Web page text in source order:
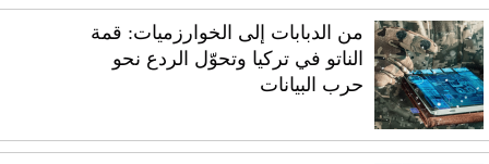
من الدبابات إلى الخوارزميات: قمة
الناتو في تركيا وتحوّل الردع نحو
حرب البيانات